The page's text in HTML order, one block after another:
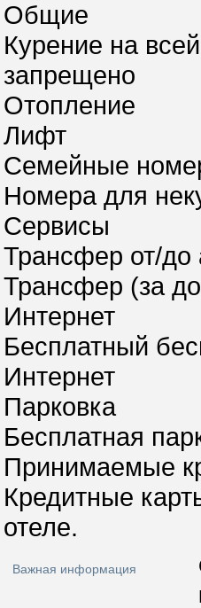
Общие
Курение на
запрещено
Отопление
Лифт
Семейные
Номера для
Сервисы
Трансфер от/до
Трансфер (за
Интернет
Бесплатный
Интернет
Парковка
Бесплатная
Принимаемые
Кредитные
отеле.
Важная информация